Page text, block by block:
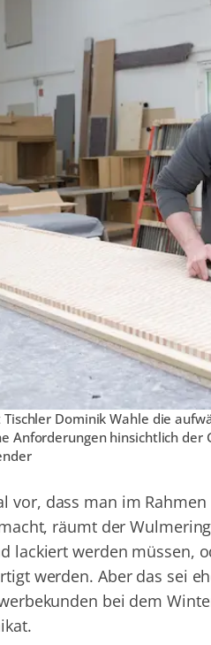
Dominik Wahle die
Anforderungen hinsichtlich
vor, dass man im
räumt der
lackiert werden müssen,
werden. Aber das sei
bei dem